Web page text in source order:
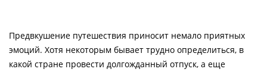
Страны
Как купить
Предвкушение путешествия приносит немало приятных
эмоций. Хотя некоторым бывает трудно определиться, в
какой стране провести долгожданный отпуск, а еще